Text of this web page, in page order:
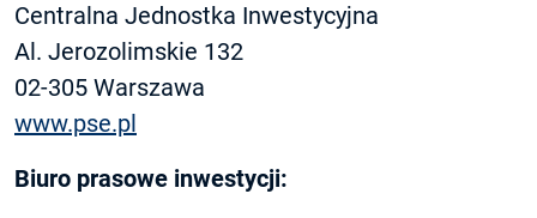
Centralna Jednostka Inwestycyjna
Al. Jerozolimskie 132
02-305 Warsz­awa
www.pse.pl
Biuro prasowe inwestycji: